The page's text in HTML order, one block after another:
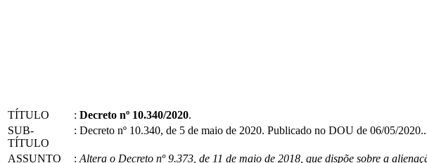
TÍTULO : Decreto nº 10.340/2020.
SUB-
TÍTULO
: Decreto nº 10.340, de 5 de maio de 2020. Publicado no DOU de 06/05/2020..
ASSUNTO : Altera o Decreto nº 9.373, de 11 de maio de 2018, que dispõe sobre a